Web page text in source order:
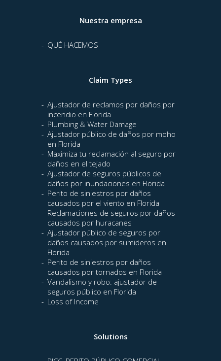
Nuestra empresa
QUÉ HACEMOS
Claim Types
Ajustador de reclamos por daños por
incendio en Florida
Plumbing & Water Damage
Ajustador público de daños por moho
en Florida
Maximiza tu reclamación al seguro por
daños en el tejado
Ajustador de seguros públicos de
daños por inundaciones en Florida
Perito de siniestros por daños
causados por el viento en Florida
Reclamaciones de seguros por daños
causados por huracanes
Ajustador público de seguros por
daños causados por sumideros en
Florida
Perito de siniestros por daños
causados por tornados en Florida
Vandalismo y robo: ajustador de
seguros público en Florida
Loss of Income
Solutions